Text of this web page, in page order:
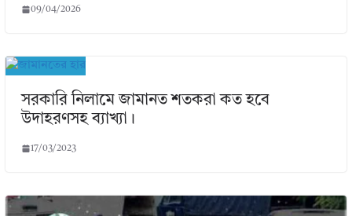
09/04/2026
সরকারি নিলামে জামানত শতকরা কত হবে
উদাহরণসহ ব্যাখ্যা।
17/03/2023